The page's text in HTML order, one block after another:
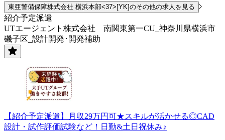
東亜警備保障株式会社 横浜本部<37>[YK]のその他の求人を見る
紹介予定派遣
UTエージェント株式会社 南関東第一CU_神奈川県横浜市
磯子区_設計開発･開発補助
【紹介予定派遣】月収29万円可★スキルが活かせる◎CAD
設計・試作評価試験など！日勤&土日祝休み♪